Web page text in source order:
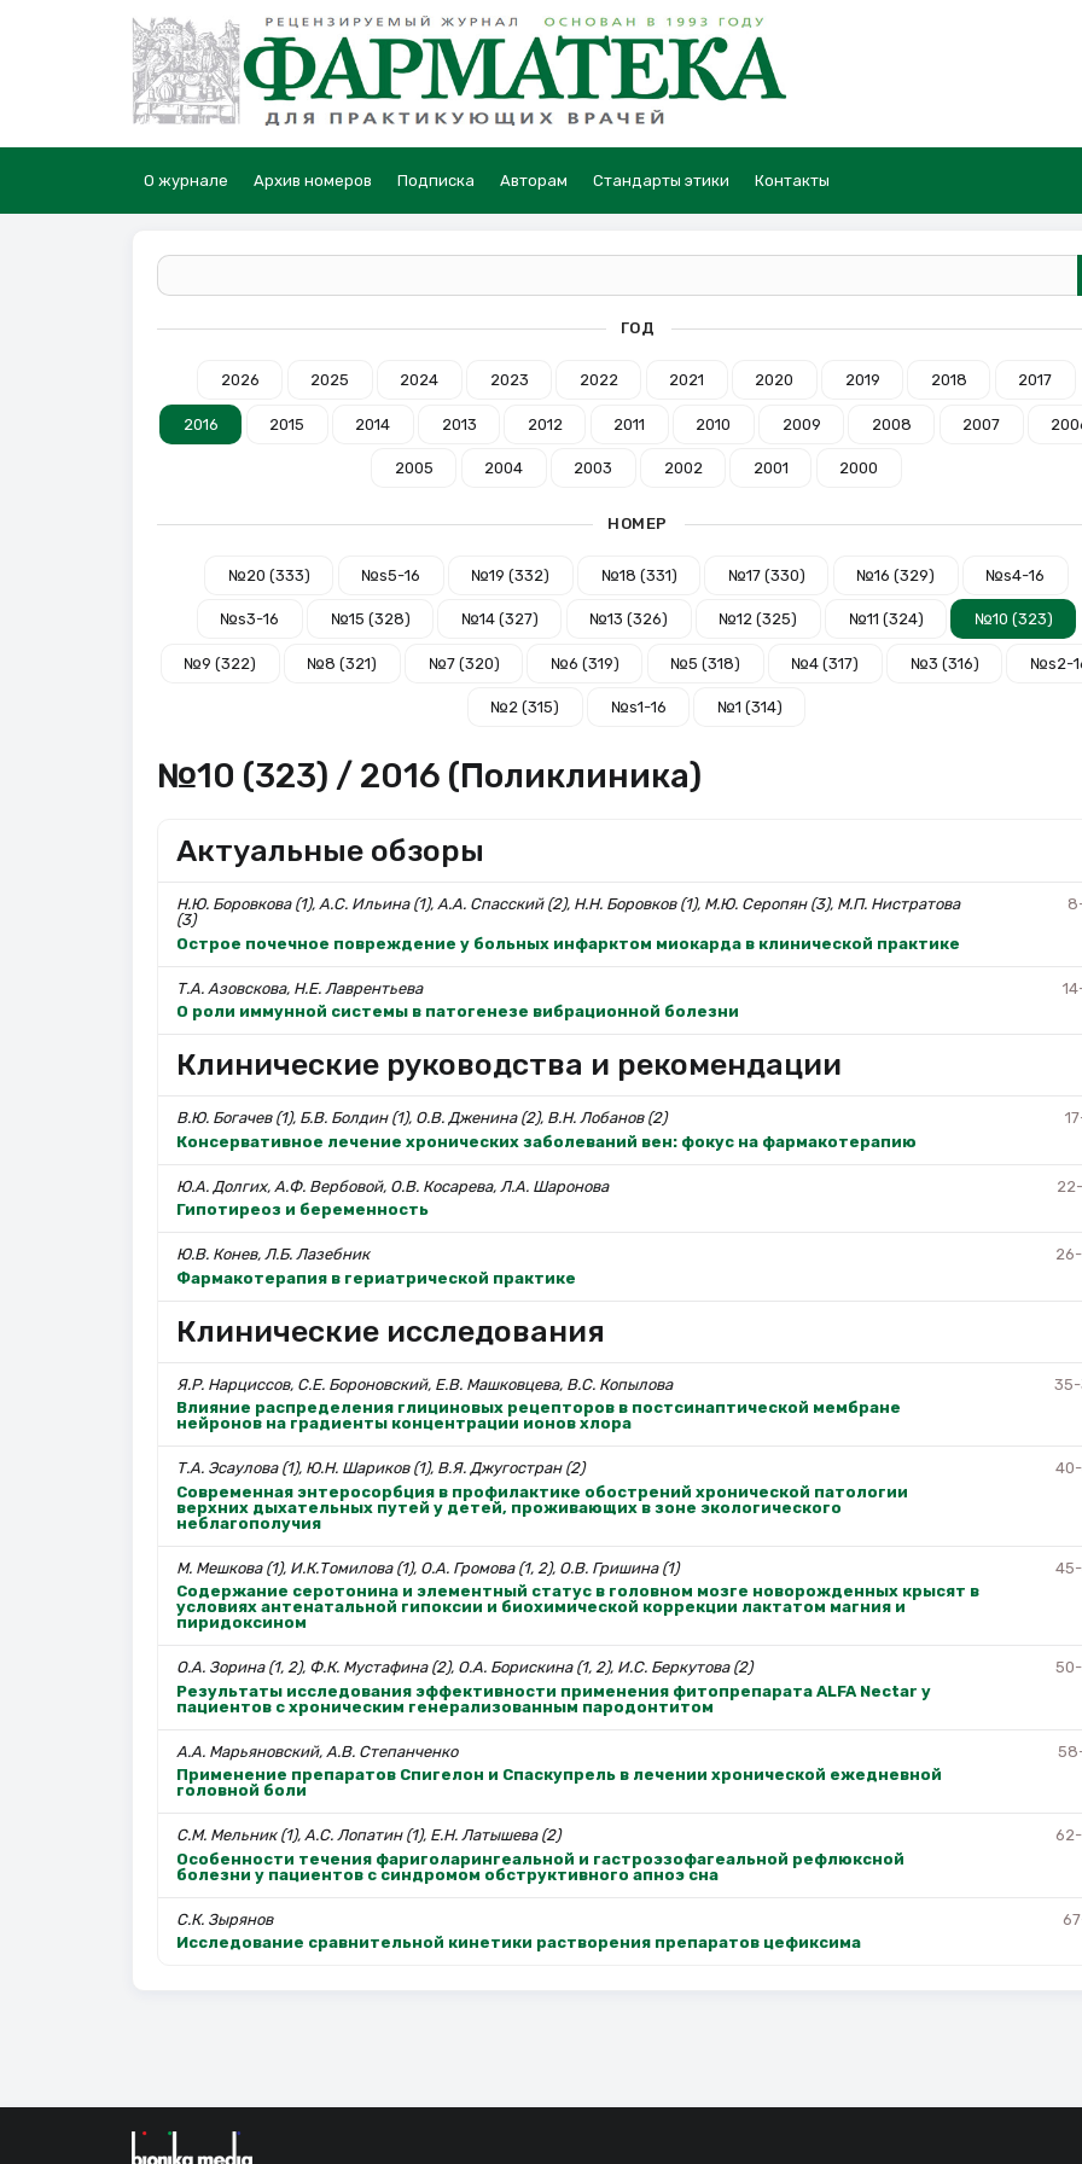
О журнале Архив номеров Подписка Авторам Стандарты этики Контакты
ГОД
2026 2025 2024 2023 2022 2021 2020 2019 2018 2017
2016 2015 2014 2013 2012 2011 2010 2009 2008 2007
2005 2004 2003 2002 2001 2000
НОМЕР
№20 (333) №s5-16 №19 (332) №18 (331) №17 (330) №16 (329) №s4-16
№s3-16 №15 (328) №14 (327) №13 (326) №12 (325) №11 (324) №10 (323)
№9 (322) №8 (321) №7 (320) №6 (319) №5 (318) №4 (317) №3 (316) №s2-
№2 (315) №s1-16 №1 (314)
№10 (323) / 2016 (Поликлиника)
Актуальные обзоры
Н.Ю. Боровкова (1), А.С. Ильина (1), А.А. Спасский (2), Н.Н. Боровков (1), М.Ю. Серопян (3), М.П. Нистратова
(3)
Острое почечное повреждение у больных инфарктом миокарда в клинической практике
Т.А. Азовскова, Н.Е. Лаврентьева
О роли иммунной системы в патогенезе вибрационной болезни
Клинические руководства и рекомендации
В.Ю. Богачев (1), Б.В. Болдин (1), О.В. Дженина (2), В.Н. Лобанов (2)
Консервативное лечение хронических заболеваний вен: фокус на фармакотерапию
Ю.А. Долгих, А.Ф. Вербовой, О.В. Косарева, Л.А. Шаронова
Гипотиреоз и беременность
Ю.В. Конев, Л.Б. Лазебник
Фармакотерапия в гериатрической практике
Клинические исследования
Я.Р. Нарциссов, С.Е. Бороновский, Е.В. Машковцева, В.С. Копылова
Влияние распределения глициновых рецепторов в постсинаптической мембране
нейронов на градиенты концентрации ионов хлора
Т.А. Эсаулова (1), Ю.Н. Шариков (1), В.Я. Джугостран (2)
Современная энтеросорбция в профилактике обострений хронической патологии
верхних дыхательных путей у детей, проживающих в зоне экологического
неблагополучия
М. Мешкова (1), И.К.Томилова (1), О.А. Громова (1, 2), О.В. Гришина (1)
Содержание серотонина и элементный статус в головном мозге новорожденных крысят в
условиях антенатальной гипоксии и биохимической коррекции лактатом магния и
пиридоксином
О.А. Зорина (1, 2), Ф.К. Мустафина (2), О.А. Борискина (1, 2), И.С. Беркутова (2)
Результаты исследования эффективности применения фитопрепарата ALFA Nectar у
пациентов с хроническим генерализованным пародонтитом
А.А. Марьяновский, А.В. Степанченко
Применение препаратов Спигелон и Спаскупрель в лечении хронической ежедневной
головной боли
С.М. Мельник (1), А.С. Лопатин (1), Е.Н. Латышева (2)
Особенности течения фариголарингеальной и гастроэзофагеальной рефлюксной
болезни у пациентов с синдромом обструктивного апноэ сна
С.К. Зырянов
Исследование сравнительной кинетики растворения препаратов цефиксима